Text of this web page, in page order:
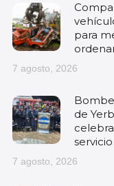
para
7 agosto, 2026
de
servicio
7 agosto, 2026